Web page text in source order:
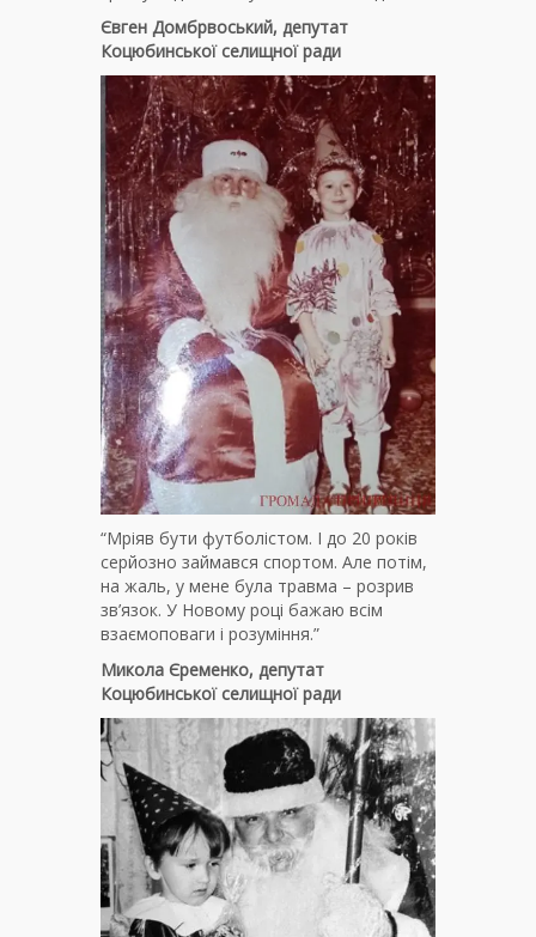
Євген Домбрвоський, депутат
Коцюбинської селищної ради
“Мріяв бути футболістом. І до 20 років
серйозно займався спортом. Але потім,
на жаль, у мене була травма – розрив
зв’язок. У Новому році бажаю всім
взаємоповаги і розуміння.”
Микола Єременко, депутат
Коцюбинської селищної ради